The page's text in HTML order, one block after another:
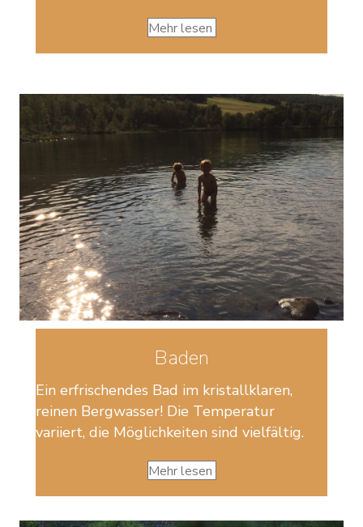
Mehr lesen
Baden
Ein erfrischendes Bad im kristallklaren,
reinen Bergwasser! Die Temperatur
variiert, die Möglichkeiten sind vielfältig.
Mehr lesen